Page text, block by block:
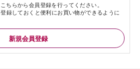
ちらから会員登録を行ってください。
録しておくと便利にお買い物ができるように